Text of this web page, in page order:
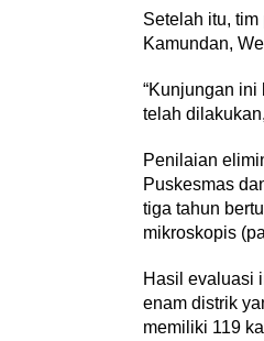
Setelah itu,
Kamundan,
“Kunjungan
telah
Penilaian
Puskesmas
tiga tahun
mikroskopis
Hasil evaluasi
enam distrik
memiliki 119